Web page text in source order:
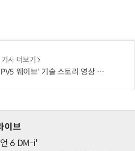
기사 더보기
브' 기술 스토리 영상 조회수 1000만뷰 돌파
이브
6 DM-i'